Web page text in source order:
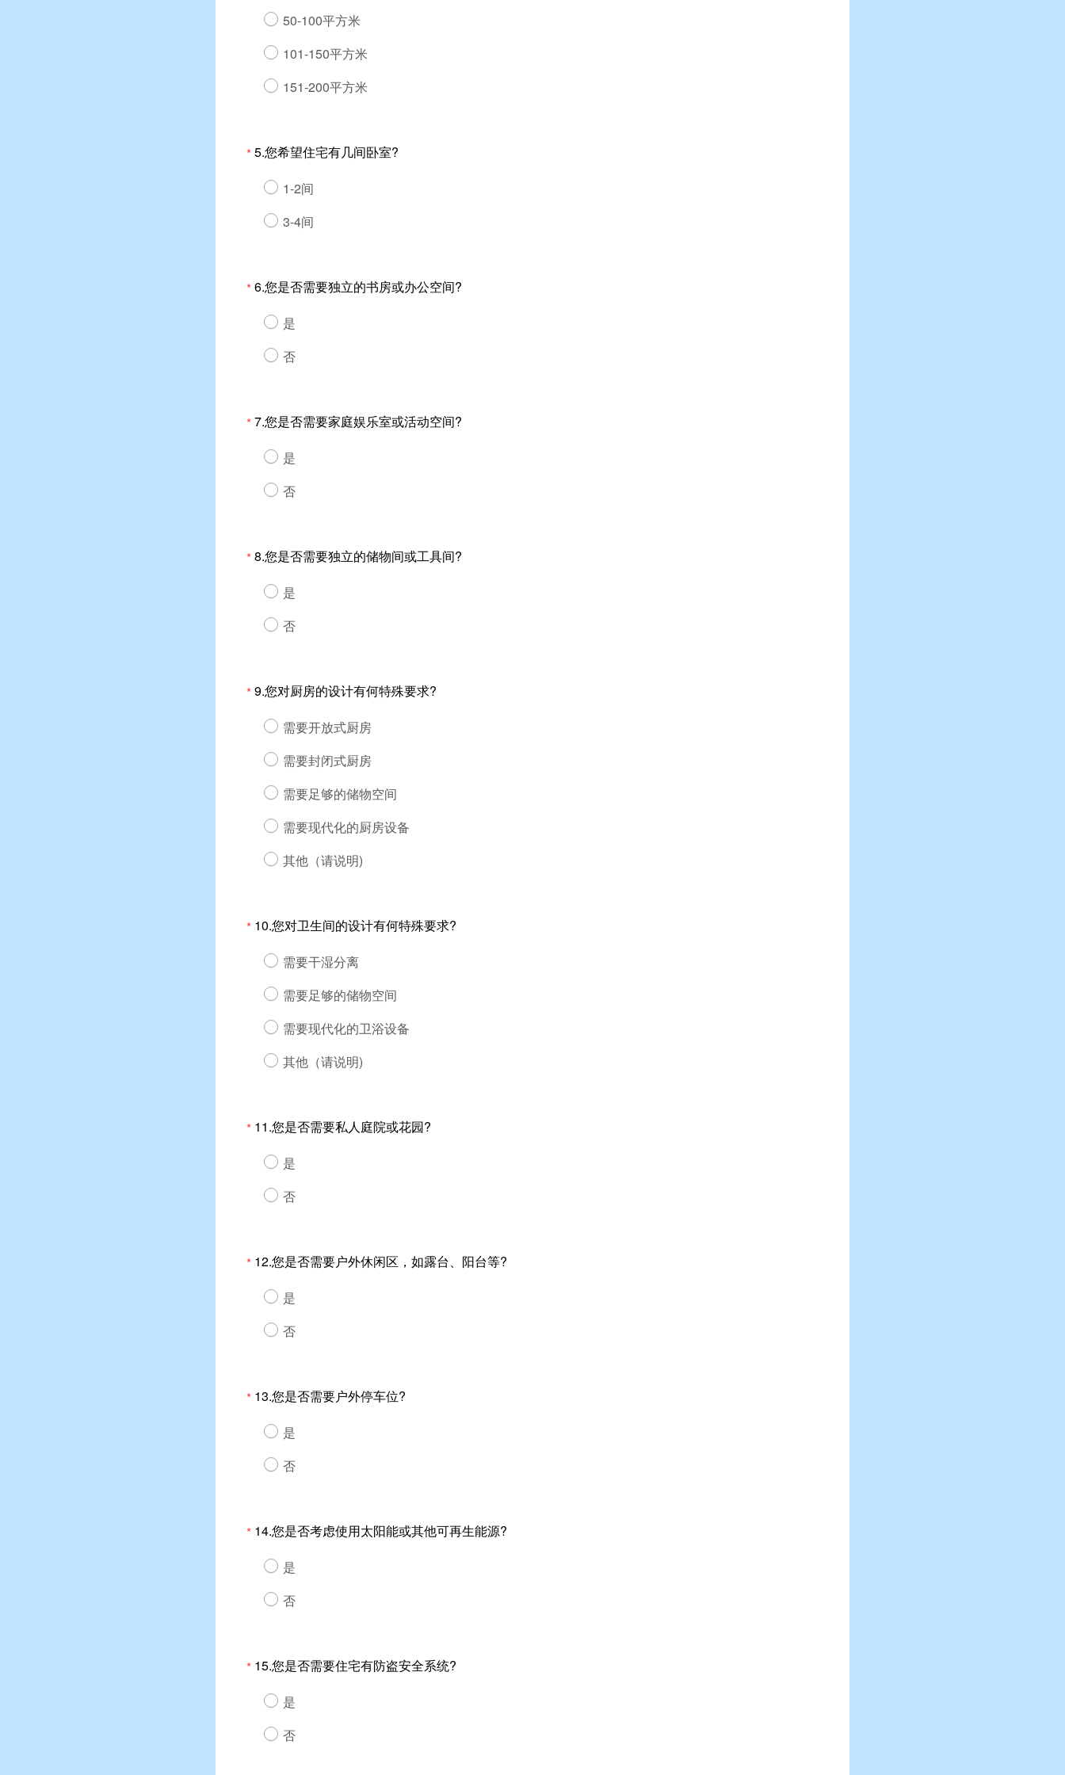
50-100平方米
101-150平方米
151-200平方米
*5.您希望住宅有几间卧室?
1-2间
3-4间
*6.您是否需要独立的书房或办公空间?
是
否
*7.您是否需要家庭娱乐室或活动空间?
是
否
*8.您是否需要独立的储物间或工具间?
是
否
*9.您对厨房的设计有何特殊要求?
需要开放式厨房
需要封闭式厨房
需要足够的储物空间
需要现代化的厨房设备
其他（请说明)
* 10.您对卫生间的设计有何特殊要求?
需要干湿分离
需要足够的储物空间
需要现代化的卫浴设备
其他（请说明)
* 11.您是否需要私人庭院或花园?
是
否
* 12.您是否需要户外休闲区，如露台、阳台等?
是
否
* 13.您是否需要户外停车位?
是
否
* 14.您是否考虑使用太阳能或其他可再生能源?
是
否
* 15.您是否需要住宅有防盗安全系统?
是
否